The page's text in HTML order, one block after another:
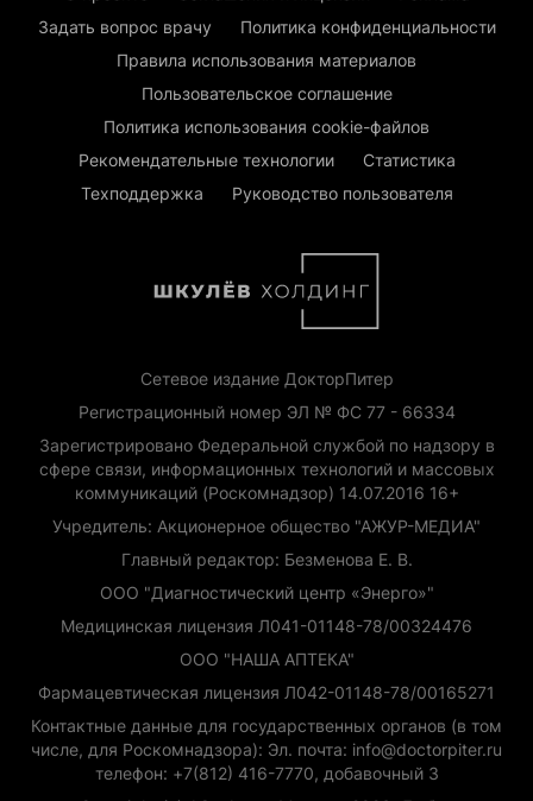
Задать вопрос врачу
Политика конфиденциальности
Правила использования материалов
Пользовательское соглашение
Политика использования cookie-файлов
Рекомендательные технологии
Статистика
Техподдержка
Руководство пользователя
Сетевое издание ДокторПитер
Регистрационный номер ЭЛ № ФС 77 - 66334
Зарегистрировано Федеральной службой по надзору в
сфере связи, информационных технологий и массовых
коммуникаций (Роскомнадзор) 14.07.2016 16+
Учредитель: Акционерное общество "АЖУР-МЕДИА"
Главный редактор: Безменова Е. В.
ООО "Диагностический центр «Энерго»"
Медицинская лицензия Л041-01148-78/00324476
ООО "НАША АПТЕКА"
Фармацевтическая лицензия Л042-01148-78/00165271
Контактные данные для государственных органов (в том
числе, для Роскомнадзора): Эл. почта: info@doctorpiter.ru
телефон: +7(812) 416-7770, добавочный 3